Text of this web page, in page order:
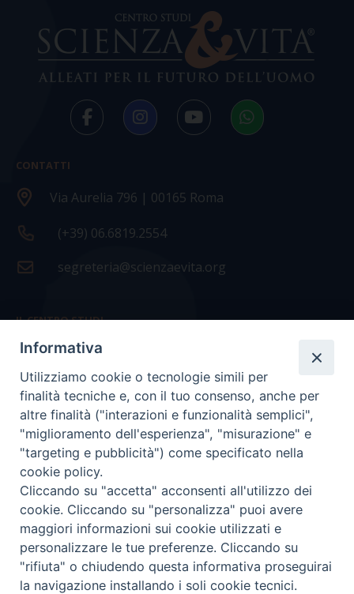
CONTATTI
Via Aurelia 796 | 00165 Roma
(+39) 06.6819.2554
segreteria@scienzaevita.org
IL CENTRO STUDI
La nostra storia
Statuto
Presidenza e ufficio presidenza
Consiglio scientifico
Coordinamento nazionale
COPYRIGHT Scienza & Vita - C.F96600690588- Tutti i
diritti -Privacy- Credits
Informativa
Utilizziamo cookie o tecnologie simili per
finalità tecniche e, con il tuo consenso, anche per
altre finalità ("interazioni e funzionalità semplici",
"miglioramento dell'esperienza", "misurazione" e
"targeting e pubblicità") come specificato nella
cookie policy.
Cliccando su "accetta" acconsenti all'utilizzo dei
cookie. Cliccando su "personalizza" puoi avere
maggiori informazioni sui cookie utilizzati e
personalizzare le tue preferenze. Cliccando su
"rifiuta" o chiudendo questa informativa proseguirai
la navigazione installando i soli cookie tecnici.